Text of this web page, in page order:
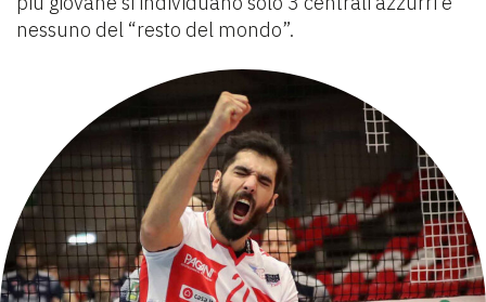
nessuno del “resto del mondo”.